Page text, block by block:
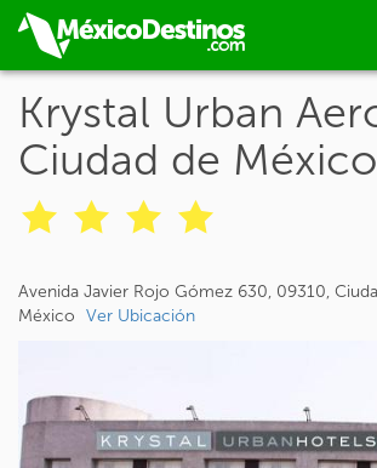
Krystal Urban
Ciudad de México
Avenida Javier Rojo Gómez 630, 09310,
México Ver Ubicación